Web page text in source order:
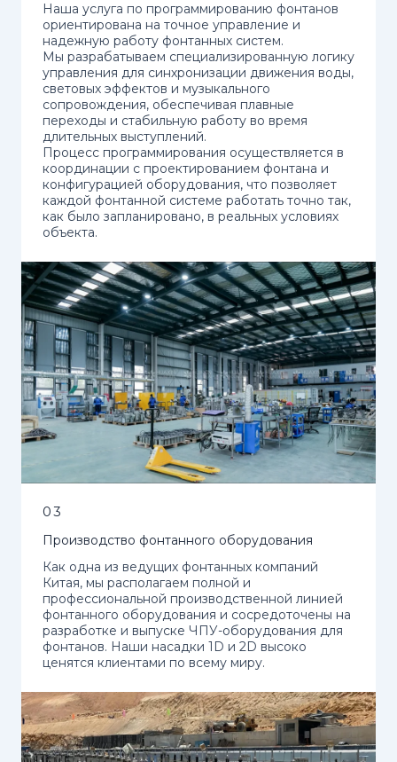
Наша услуга по программированию фонтанов
ориентирована на точное управление и
надежную работу фонтанных систем.
Мы разрабатываем специализированную логику
управления для синхронизации движения воды,
световых эффектов и музыкального
сопровождения, обеспечивая плавные
переходы и стабильную работу во время
длительных выступлений.
Процесс программирования осуществляется в
координации с проектированием фонтана и
конфигурацией оборудования, что позволяет
каждой фонтанной системе работать точно так,
как было запланировано, в реальных условиях
объекта.
03
Производство фонтанного оборудования
Как одна из ведущих фонтанных компаний
Китая, мы располагаем полной и
профессиональной производственной линией
фонтанного оборудования и сосредоточены на
разработке и выпуске ЧПУ-оборудования для
фонтанов. Наши насадки 1D и 2D высоко
ценятся клиентами по всему миру.